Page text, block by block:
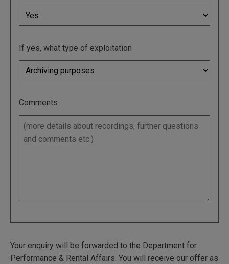
If yes, what type of exploitation
Comments
Your enquiry will be forwarded to the Department for
Performance & Rental Affairs. You will receive our offer as